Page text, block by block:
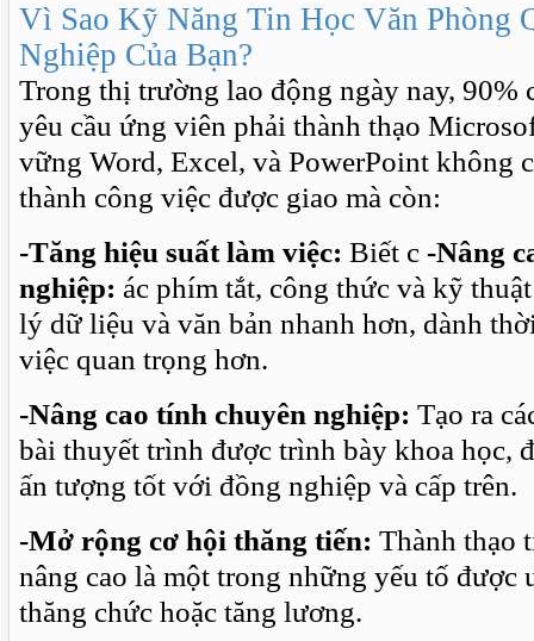
Vì Sao Kỹ Năng Tin Học Văn Phòng
Nghiệp Của Bạn?
Trong thị trường lao động ngày nay, 90%
yêu cầu ứng viên phải thành thạo
vững Word, Excel, và PowerPoint không
thành công việc được giao mà còn:
-Tăng hiệu suất làm việc: Biết c -Nâng
nghiệp: ác phím tắt, công thức và kỹ
lý dữ liệu và văn bản nhanh hơn, dành
việc quan trọng hơn.
-Nâng cao tính chuyên nghiệp: Tạo ra
bài thuyết trình được trình bày khoa học,
ấn tượng tốt với đồng nghiệp và cấp trên.
-Mở rộng cơ hội thăng tiến: Thành thạo
nâng cao là một trong những yếu tố được
thăng chức hoặc tăng lương.